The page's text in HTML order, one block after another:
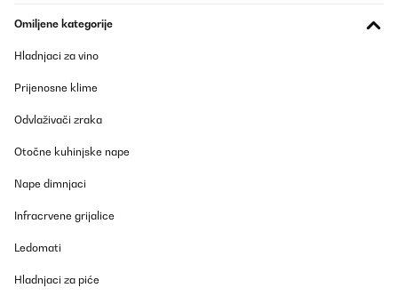
Omiljene kategorije
Hladnjaci za vino
Prijenosne klime
Odvlaživači zraka
Otočne kuhinjske nape
Nape dimnjaci
Infracrvene grijalice
Ledomati
Hladnjaci za piće